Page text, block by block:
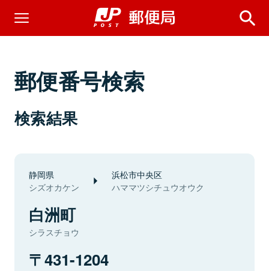
郵便番号検索
検索結果
静岡県
シズオカケン
浜松市中央区
ハママツシチュウオウク
白洲町
シラスチョウ
431-1204